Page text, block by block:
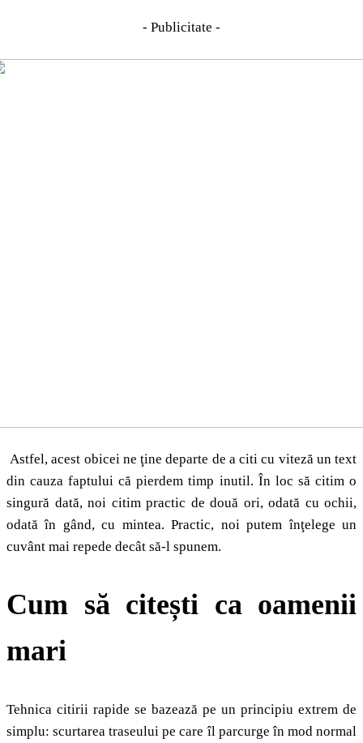
- Publicitate -
Astfel, acest obicei ne ţine departe de a citi cu viteză un text
din cauza faptului că pierdem timp inutil. În loc să citim o
singură dată, noi citim practic de două ori, odată cu ochii,
odată în gând, cu mintea. Practic, noi putem înţelege un
cuvânt mai repede decât să-l spunem.
Cum să citești ca oamenii
mari
Tehnica citirii rapide se bazează pe un principiu extrem de
simplu: scurtarea traseului pe care îl parcurge în mod normal